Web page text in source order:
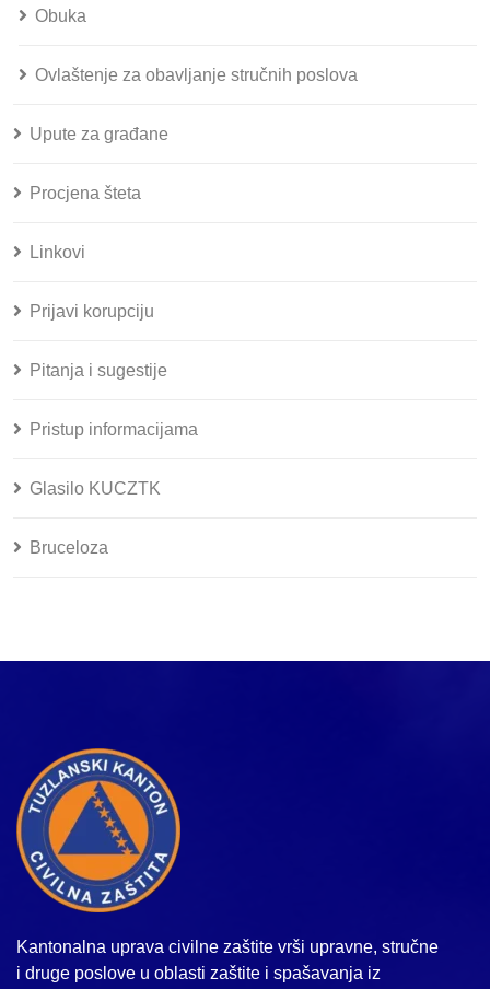
Obuka
Ovlaštenje za obavljanje stručnih poslova
Upute za građane
Procjena šteta
Linkovi
Prijavi korupciju
Pitanja i sugestije
Pristup informacijama
Glasilo KUCZTK
Bruceloza
Kantonalna uprava civilne zaštite vrši upravne, stručne
i druge poslove u oblasti zaštite i spašavanja iz